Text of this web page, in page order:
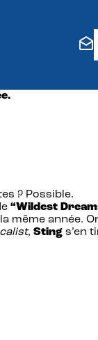
? Possible.
“Wildest
même année.
, Sting s’en